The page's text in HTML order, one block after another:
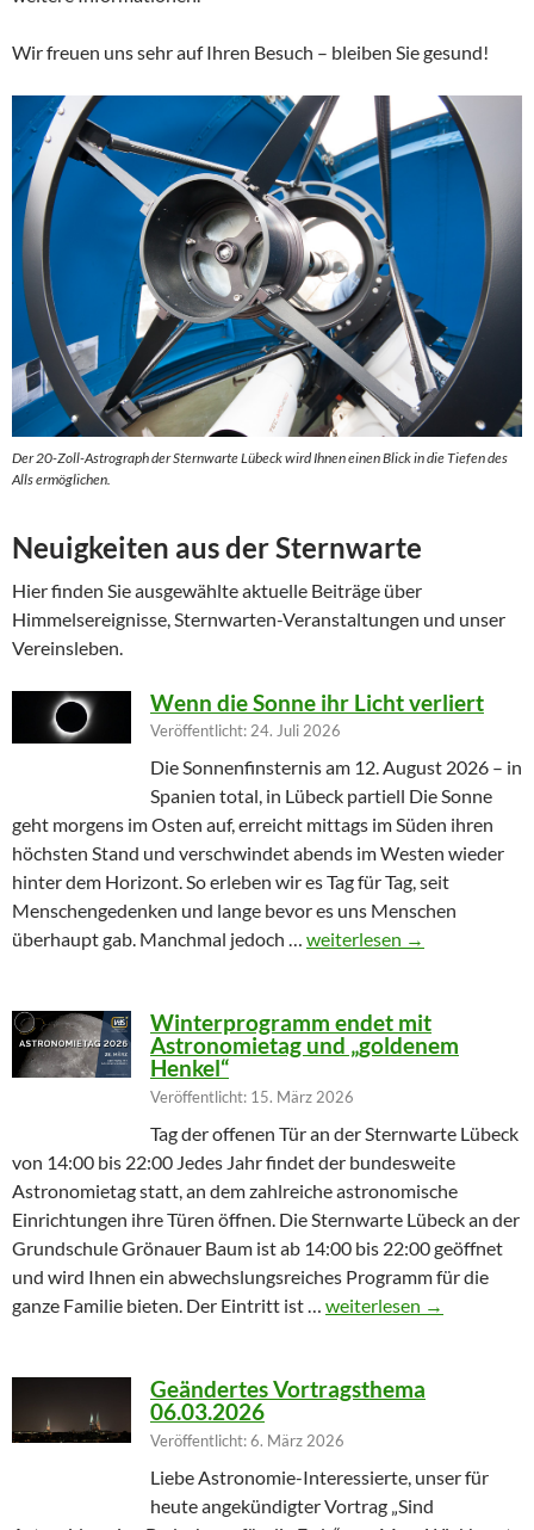
Wir freuen uns sehr auf Ihren Besuch – bleiben Sie gesund!
Der 20-Zoll-Astrograph der Sternwarte Lübeck wird Ihnen einen Blick in die Tiefen des
Alls ermöglichen.
Neuigkeiten aus der Sternwarte
Hier finden Sie ausgewählte aktuelle Beiträge über
Himmelsereignisse, Sternwarten-Veranstaltungen und unser
Vereinsleben.
Wenn die Sonne ihr Licht verliert
Veröffentlicht: 24. Juli 2026
Die Sonnenfinsternis am 12. August 2026 – in
Spanien total, in Lübeck partiell Die Sonne
geht morgens im Osten auf, erreicht mittags im Süden ihren
höchsten Stand und verschwindet abends im Westen wieder
hinter dem Horizont. So erleben wir es Tag für Tag, seit
Menschengedenken und lange bevor es uns Menschen
überhaupt gab. Manchmal jedoch … Wenn die Sonne ihr Licht
weiterlesen →
Winterprogramm endet mit
Astronomietag und „goldenem
Henkel“
Veröffentlicht: 15. März 2026
Tag der offenen Tür an der Sternwarte Lübeck
von 14:00 bis 22:00 Jedes Jahr findet der bundesweite
Astronomietag statt, an dem zahlreiche astronomische
Einrichtungen ihre Türen öffnen. Die Sternwarte Lübeck an der
Grundschule Grönauer Baum ist ab 14:00 bis 22:00 geöffnet
und wird Ihnen ein abwechslungsreiches Programm für die
ganze Familie bieten. Der Eintritt ist … Winterprogramm endet
weiterlesen →
Geändertes Vortragsthema
06.03.2026
Veröffentlicht: 6. März 2026
Liebe Astronomie-Interessierte, unser für
heute angekündigter Vortrag „Sind